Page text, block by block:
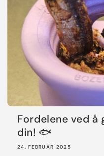
Fordelene ved å
din! 🐟
24. FEBRUAR 2025